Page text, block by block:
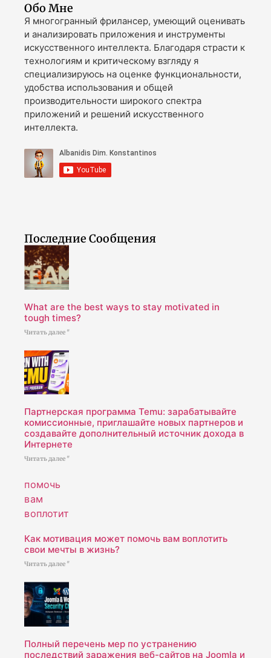
Обо Мне
Я многогранный фрилансер, умеющий оценивать
и анализировать приложения и инструменты
искусственного интеллекта. Благодаря страсти к
технологиям и критическому взгляду я
специализируюсь на оценке функциональности,
удобства использования и общей
производительности широкого спектра
приложений и решений искусственного
интеллекта.
Последние Сообщения
What are the best ways to stay motivated in
tough times?
Читать далее "
Партнерская программа Temu: зарабатывайте
комиссионные, приглашайте новых партнеров и
создавайте дополнительный источник дохода в
Интернете
Читать далее "
Как мотивация может помочь вам воплотить
свои мечты в жизнь?
Читать далее "
Полный перечень мер по устранению
последствий заражения веб-сайтов на Joomla и